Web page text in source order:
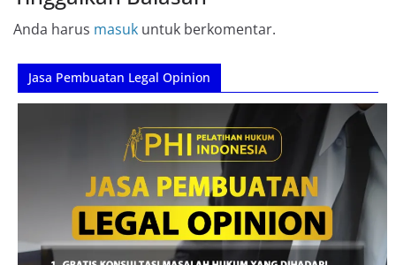
Anda harus masuk untuk berkomentar.
Jasa Pembuatan Legal Opinion